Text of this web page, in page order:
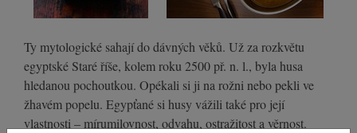
Ty mytologické sahají do dávných věků. Už za rozkvětu
egyptské Staré říše, kolem roku 2500 př. n. l., byla husa
hledanou pochoutkou. Opékali si ji na rožni nebo pekli ve
žhavém popelu. Egypťané si husy vážili také pro její
vlastnosti – mírumilovnost, odvahu, ostražitost a věrnost.